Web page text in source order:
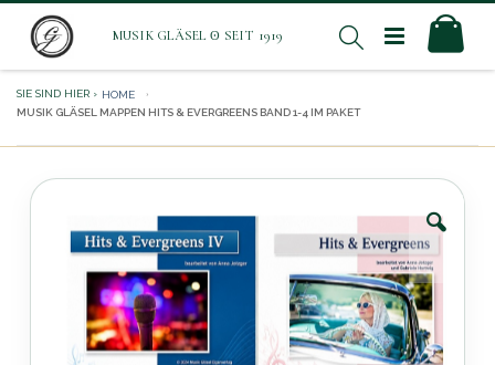
Direkt
zum
Suche
HOME
MUSIK GLÄSEL MAPPEN HITS & EVERGREENS BAND 1-4 IM PAKET
Ende
Bildergalerie
springen